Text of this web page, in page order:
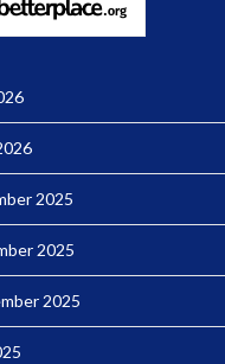
2025
2025
2025